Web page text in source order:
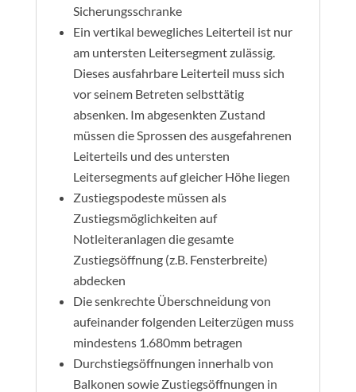
Sicherungsschranke
Ein vertikal bewegliches Leiterteil ist nur
am untersten Leitersegment zulässig.
Dieses ausfahrbare Leiterteil muss sich
vor seinem Betreten selbsttätig
absenken. Im abgesenkten Zustand
müssen die Sprossen des ausgefahrenen
Leiterteils und des untersten
Leitersegments auf gleicher Höhe liegen
Zustiegspodeste müssen als
Zustiegsmöglichkeiten auf
Notleiteranlagen die gesamte
Zustiegsöffnung (z.B. Fensterbreite)
abdecken
Die senkrechte Überschneidung von
aufeinander folgenden Leiterzügen muss
mindestens 1.680mm betragen
Durchstiegsöffnungen innerhalb von
Balkonen sowie Zustiegsöffnungen in